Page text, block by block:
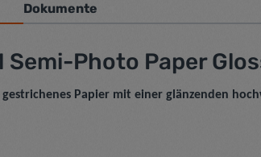
Dokumente
Photo Paper
Papier mit einer glänzenden